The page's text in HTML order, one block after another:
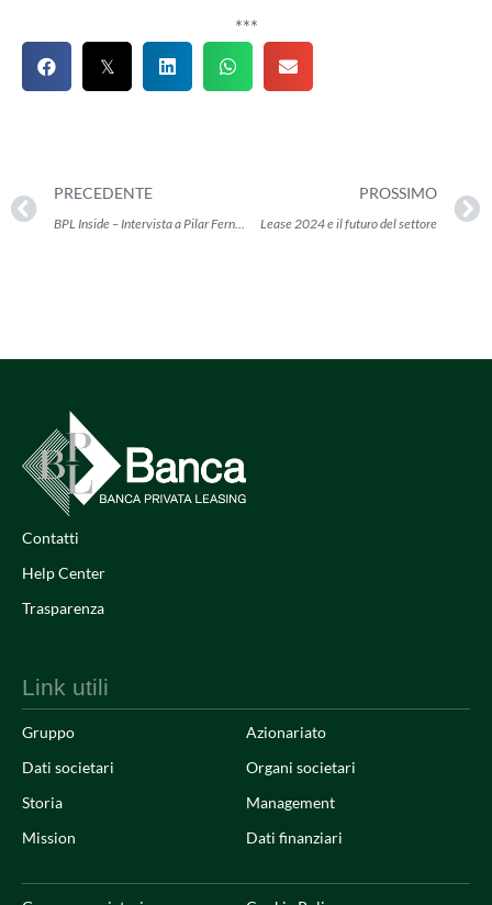
***
PRECEDENTE
BPL Inside – Intervista a Pilar Fernandez Gonzalez
PROSSIMO
Lease 2024 e il futuro del settore
Contatti
Help Center
Trasparenza
Link utili
Gruppo
Dati societari
Storia
Mission
Azionariato
Organi societari
Management
Dati finanziari